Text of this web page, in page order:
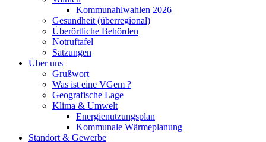
Kommunahlwahlen 2026
Gesundheit (überregional)
Überörtliche Behörden
Notruftafel
Satzungen
Über uns
Grußwort
Was ist eine VGem ?
Geografische Lage
Klima & Umwelt
Energienutzungsplan
Kommunale Wärmeplanung
Standort & Gewerbe